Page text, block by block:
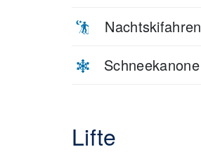
Nachtskifahren
Schneekanone
Lifte